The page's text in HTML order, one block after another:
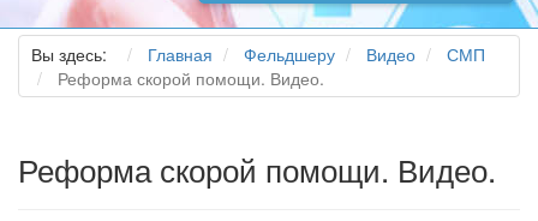
Вы здесь: Главная Фельдшеру Видео
СМП
Реформа скорой помощи. Видео.
Реформа скорой помощи. Видео.